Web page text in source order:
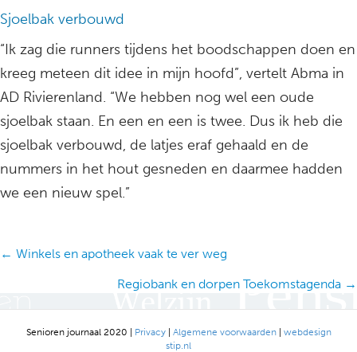
Sjoelbak verbouwd
“Ik zag die runners tijdens het boodschappen doen en
kreeg meteen dit idee in mijn hoofd”, vertelt Abma in
AD Rivierenland. “We hebben nog wel een oude
sjoelbak staan. En een en een is twee. Dus ik heb die
sjoelbak verbouwd, de latjes eraf gehaald en de
nummers in het hout gesneden en daarmee hadden
we een nieuw spel.”
Posts
← Winkels en apotheek vaak te ver weg
Regiobank en dorpen Toekomstagenda →
Senioren journaal 2020 | Privacy| Algemene voorwaarden| webdesign
stip.nl